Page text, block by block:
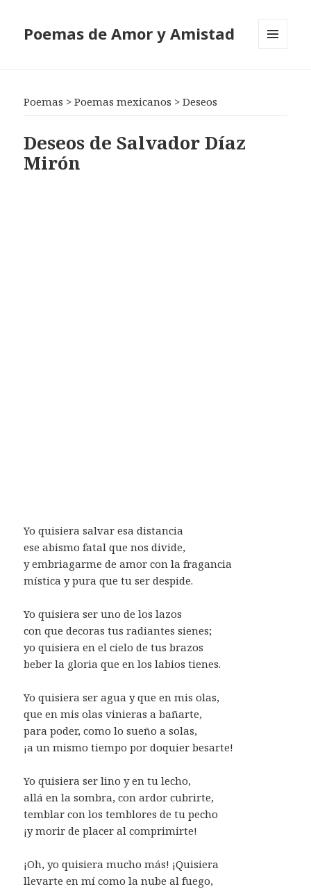
Poemas de Amor y Amistad
Poemas >Poemas mexicanos >Deseos
Deseos de Salvador Díaz
Mirón
Yo quisiera salvar esa distancia
ese abismo fatal que nos divide,
y embriagarme de amor con la fragancia
mística y pura que tu ser despide.
Yo quisiera ser uno de los lazos
con que decoras tus radiantes sienes;
yo quisiera en el cielo de tus brazos
beber la gloria que en los labios tienes.
Yo quisiera ser agua y que en mis olas,
que en mis olas vinieras a bañarte,
para poder, como lo sueño a solas,
¡a un mismo tiempo por doquier besarte!
Yo quisiera ser lino y en tu lecho,
allá en la sombra, con ardor cubrirte,
temblar con los temblores de tu pecho
¡y morir de placer al comprimirte!
¡Oh, yo quisiera mucho más! ¡Quisiera
llevarte en mí como la nube al fuego,